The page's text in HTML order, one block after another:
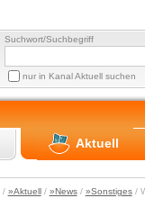
Suchwort/Suchbegriff
nur in Kanal Aktuell suchen
Aktuell
/ »Aktuell/ »News/ »Sonstiges/